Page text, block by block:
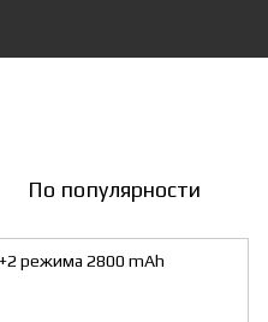
По популярности